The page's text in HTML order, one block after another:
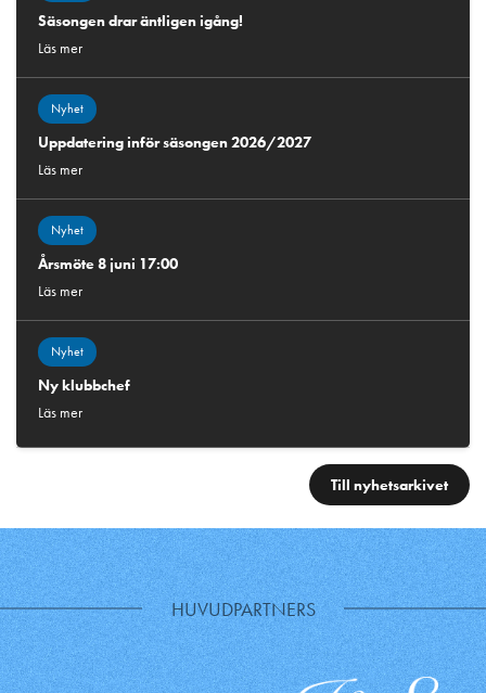
Säsongen drar äntligen igång!
Läs mer
Nyhet
Uppdatering inför säsongen 2026/2027
Läs mer
Nyhet
Årsmöte 8 juni 17:00
Läs mer
Nyhet
Ny klubbchef
Läs mer
Till nyhetsarkivet
HUVUDPARTNERS